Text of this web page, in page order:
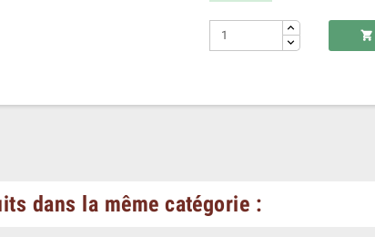

dans la même catégorie :